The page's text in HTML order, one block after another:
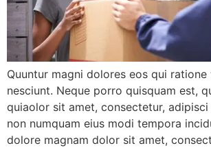
Quuntur magni dolores eos qui
nesciunt. Neque porro quisquam est,
quiaolor sit amet, consectetur,
non numquam eius modi tempora
dolore magnam dolor sit amet,